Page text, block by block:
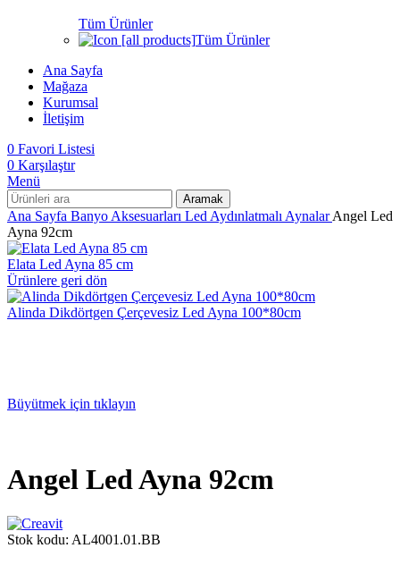
Tüm Ürünler
Tüm Ürünler
Ana Sayfa
Mağaza
Kurumsal
İletişim
0 Favori Listesi
0 Karşılaştır
Menü
Aramak
Ana Sayfa Banyo Aksesuarları Led Aydınlatmalı AynalarAngel Led
Ayna 92cm
Elata Led Ayna 85 cm
Ürünlere geri dön
Alinda Dikdörtgen Çerçevesiz Led Ayna 100*80cm
Büyütmek için tıklayın
Angel Led Ayna 92cm
Stok kodu: AL4001.01.BB